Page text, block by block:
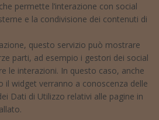
permette l’interazione con social
e la condivisione dei contenuti di
questo servizio può mostrare
parti, ad esempio i gestori dei social
le interazioni. In questo caso, anche
il widget verranno a conoscenza delle
Dati di Utilizzo relativi alle pagine in